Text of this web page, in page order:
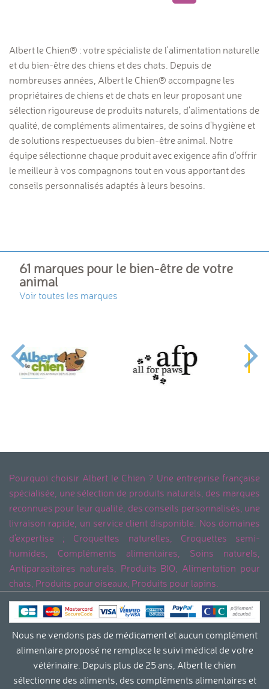
Albert le Chien® : votre spécialiste de l'alimentation naturelle
et du bien-être des chiens et des chats. Depuis de
nombreuses années, Albert le Chien® accompagne les
propriétaires de chiens et de chats en leur proposant une
sélection rigoureuse de produits naturels, d'alimentations de
qualité, de compléments alimentaires, de soins d'hygiène et
de solutions respectueuses du bien-être animal. Notre
équipe sélectionne chaque produit avec exigence afin d'offrir
le meilleur à vos compagnons tout en vous apportant des
conseils personnalisés adaptés à leurs besoins.
61 marques pour le bien-être de votre
animal
Voir toutes les marques
Pourquoi choisir Albert le Chien ? Une entreprise française
spécialisée, une sélection de produits naturels, des marques
reconnues pour leur qualité, des conseils personnalisés, une
livraison rapide, un service client disponible. Nos domaines
d'expertise ; Croquettes naturelles, Croquettes semi-
humides, Compléments alimentaires, Soins naturels,
Antiparasitaires naturels, Produits BIO, Alimentation pour
chats, Produits pour oiseaux, Produits pour lapins.
Nous ne vendons pas de médicament et aucun complément
alimentaire proposé ne remplace le suivi médical de votre
vétérinaire. Depuis plus de 25 ans, Albert le chien
sélectionne des aliments, des compléments alimentaires et